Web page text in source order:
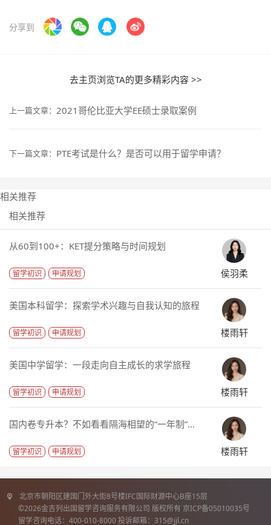
分享到
去主页浏览TA的更多精彩内容 >>
上一篇文章： 2021哥伦比亚大学EE硕士录取案例
下一篇文章： PTE考试是什么？是否可以用于留学申请？
相关推荐
相关推荐
从60到100+：KET提分策略与时间规划
留学初识 申请规划 侯羽柔
美国本科留学：探索学术兴趣与自我认知的旅程
留学初识 申请规划 楼雨轩
美国中学留学：一段走向自主成长的求学旅程
留学初识 申请规划 楼雨轩
国内卷专升本？不如看看隔海相望的“一年制”...
留学初识 申请规划 楼雨轩
北京市朝阳区建国门外大街8号楼IFC国际财源中心B座15层
©2026金吉列出国留学咨询服务有限公司 版权所有 京ICP备05010035号
留学咨询电话：400-010-8000 投诉邮箱：315@jjl.cn